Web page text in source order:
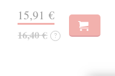
15,91 €
16,40 € ?